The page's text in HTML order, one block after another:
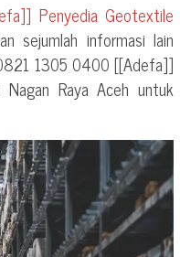
Penyedia Geotextile
sejumlah informasi lain
1305 0400 [[Adefa]]
Raya Aceh untuk